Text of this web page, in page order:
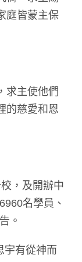
庭皆蒙主保
求主使他們
的慈愛和恩
，及開辦中
名學員、
。
宇有從神而